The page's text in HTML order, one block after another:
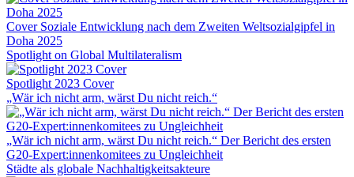
Cover Soziale Entwicklung nach dem Zweiten Weltsozialgipfel in
Doha 2025
Spotlight on Global Multilateralism
Spotlight 2023 Cover
„Wär ich nicht arm, wärst Du nicht reich.“
„Wär ich nicht arm, wärst Du nicht reich.“ Der Bericht des ersten
G20-Expert:innenkomitees zu Ungleichheit
Städte als globale Nachhaltigkeitsakteure